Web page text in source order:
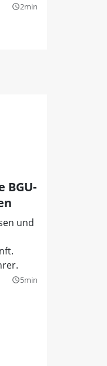
query_builder2min
BGU-
und
query_builder5min